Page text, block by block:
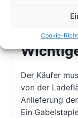
Cookie-
Der Käufer
von der
Anlieferung
Ein